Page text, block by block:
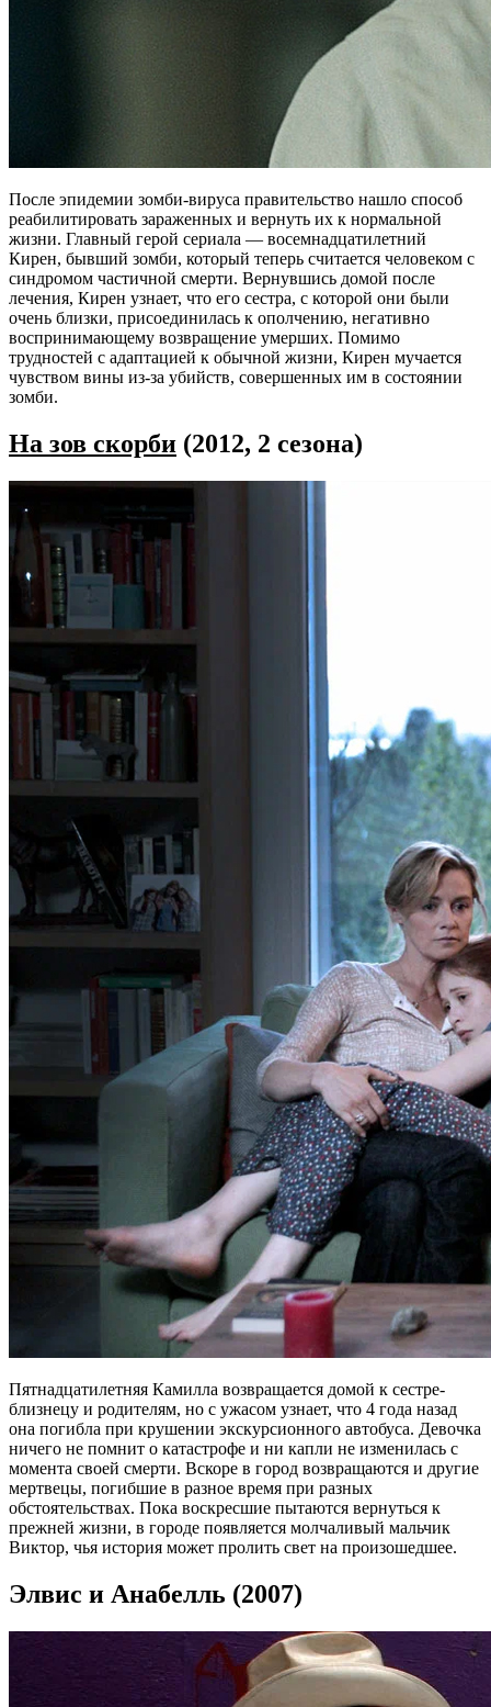
После эпидемии зомби-вируса правительство нашло способ
реабилитировать зараженных и вернуть их к нормальной
жизни. Главный герой сериала — восемнадцатилетний
Кирен, бывший зомби, который теперь считается человеком с
синдромом частичной смерти. Вернувшись домой после
лечения, Кирен узнает, что его сестра, с которой они были
очень близки, присоединилась к ополчению, негативно
воспринимающему возвращение умерших. Помимо
трудностей с адаптацией к обычной жизни, Кирен мучается
чувством вины из-за убийств, совершенных им в состоянии
зомби.
На зов скорби (2012, 2 сезона)
Пятнадцатилетняя Камилла возвращается домой к сестре-
близнецу и родителям, но с ужасом узнает, что 4 года назад
она погибла при крушении экскурсионного автобуса. Девочка
ничего не помнит о катастрофе и ни капли не изменилась с
момента своей смерти. Вскоре в город возвращаются и другие
мертвецы, погибшие в разное время при разных
обстоятельствах. Пока воскресшие пытаются вернуться к
прежней жизни, в городе появляется молчаливый мальчик
Виктор, чья история может пролить свет на произошедшее.
Элвис и Анабелль (2007)